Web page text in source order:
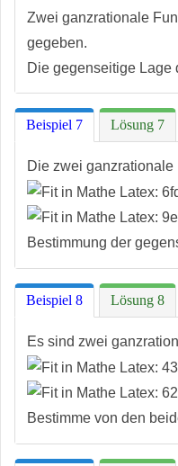
Zwei ganzrationale
gegeben.
Die gegenseitige Lage
Beispiel 7 Lösung 7
Die zwei ganzrationale
Bestimmung der
Beispiel 8 Lösung 8
Es sind zwei
Bestimme von den